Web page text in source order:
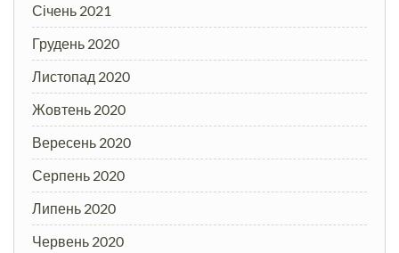
Січень 2021
Грудень 2020
Листопад 2020
Жовтень 2020
Вересень 2020
Серпень 2020
Липень 2020
Червень 2020